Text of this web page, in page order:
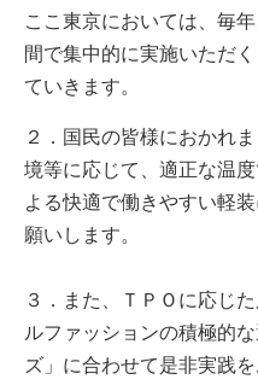
ここ東京においては、毎
間で集中的に実施いただ
ていきます。
２．国民の皆様におかれ
境等に応じて、適正な温
よる快適で働きやすい軽
願いします。
３．また、ＴＰＯに応じ
ルファッションの積極的
ズ」に合わせて是非実践